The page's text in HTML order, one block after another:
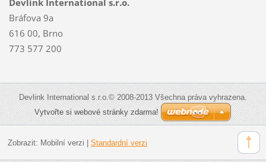
Bráfova 9a
616 00, Brno
773 577 200
Devlink International s.r.o.© 2008-2013 Všechna práva vyhrazena.
Vytvořte si webové stránky zdarma!
Zobrazit: Mobilní verzi Standardní verzi